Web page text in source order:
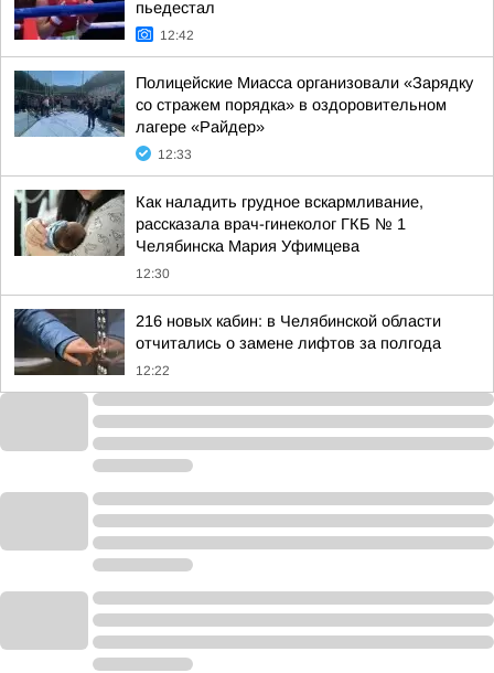
пьедестал
12:42
Полицейские Миасса организовали «Зарядку
со стражем порядка» в оздоровительном
лагере «Райдер»
12:33
Как наладить грудное вскармливание,
рассказала врач-гинеколог ГКБ № 1
Челябинска Мария Уфимцева
12:30
216 новых кабин: в Челябинской области
отчитались о замене лифтов за полгода
12:22